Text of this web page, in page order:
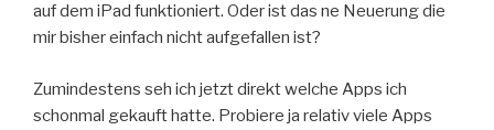
auf dem iPad funktioniert. Oder ist das ne Neuerung die
mir bisher einfach nicht aufgefallen ist?
Zumindestens seh ich jetzt direkt welche Apps ich
schonmal gekauft hatte. Probiere ja relativ viele Apps